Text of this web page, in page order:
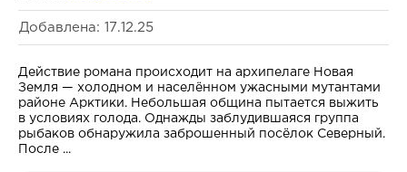
Добавлена: 17.12.25
Действие романа происходит на архипелаге Новая
Земля — холодном и населённом ужасными мутантами
районе Арктики. Небольшая община пытается выжить
в условиях голода. Однажды заблудившаяся группа
рыбаков обнаружила заброшенный посёлок Северный.
После ...